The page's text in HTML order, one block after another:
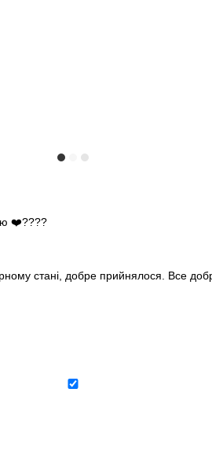
❤️????
стані, добре прийнялося. Все